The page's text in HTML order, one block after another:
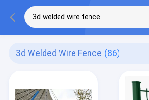
3d Welded Wire Fence (86)